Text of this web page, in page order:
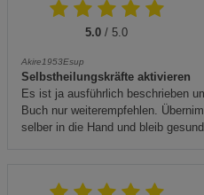
5.0 / 5.0
Akire1953Esup
Selbstheilungskräfte aktivieren
Es ist ja ausführlich beschrieben
Buch nur weiterempfehlen.
selber in die Hand und bleib gesund.